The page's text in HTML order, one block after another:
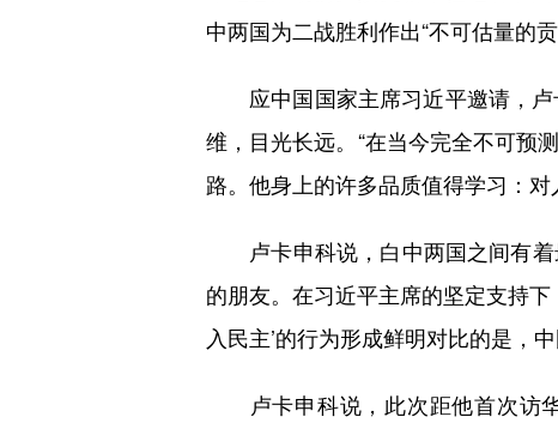
中两国为二战胜利作出“不可估量的
应中国国家主席习近平邀请，卢
维，目光长远。“在当今完全不可预
路。他身上的许多品质值得学习：
卢卡申科说，白中两国之间有着
的朋友。在习近平主席的坚定支持下
入民主’的行为形成鲜明对比的是
卢卡申科说，此次距他首次访华